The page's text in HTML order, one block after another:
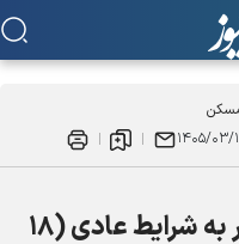
۰۳/۱۸
بازگشت فضای هوایی کشور به شرایط عادی (۱۸